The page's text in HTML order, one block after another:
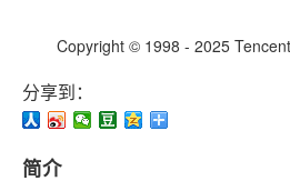
分享到：
简介